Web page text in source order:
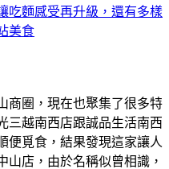
吃麵感受再升級，還有多樣
美食
商圈，現在也聚集了很多特
三越南西店跟誠品生活南西
便覓食，結果發現這家讓人
山店，由於名稱似曾相識，